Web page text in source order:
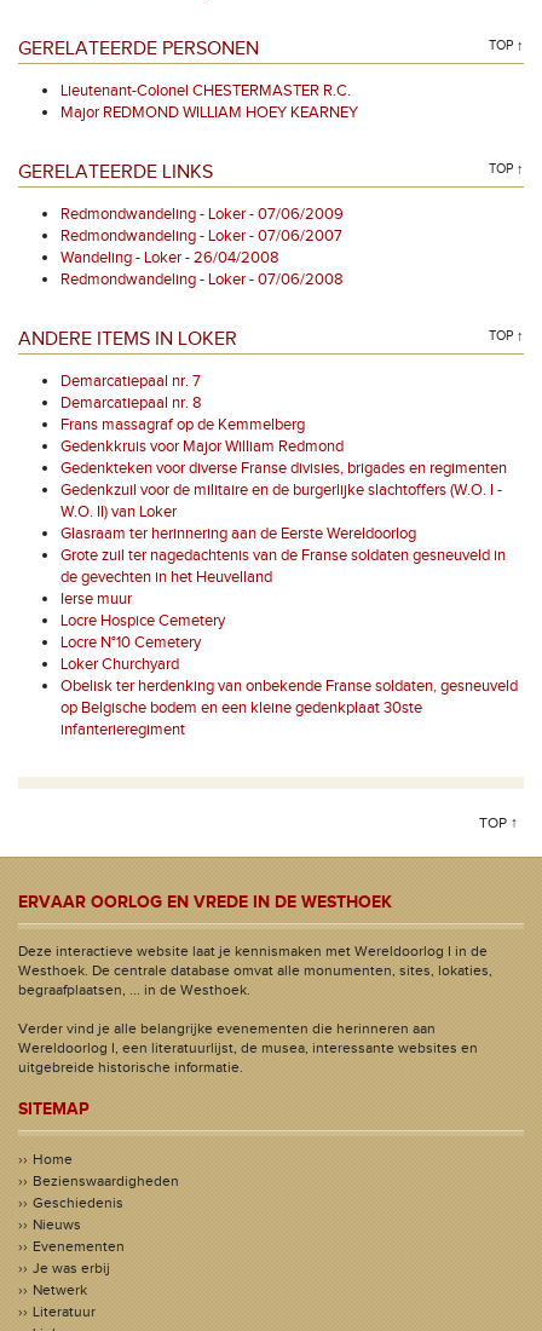
GERELATEERDE PERSONEN TOP ↑
Lieutenant-Colonel CHESTERMASTER R.C.
Major REDMOND WILLIAM HOEY KEARNEY
GERELATEERDE LINKS TOP ↑
Redmondwandeling - Loker - 07/06/2009
Redmondwandeling - Loker - 07/06/2007
Wandeling - Loker - 26/04/2008
Redmondwandeling - Loker - 07/06/2008
ANDERE ITEMS IN LOKER TOP ↑
Demarcatiepaal nr. 7
Demarcatiepaal nr. 8
Frans massagraf op de Kemmelberg
Gedenkkruis voor Major William Redmond
Gedenkteken voor diverse Franse divisies, brigades en regimenten
Gedenkzuil voor de militaire en de burgerlijke slachtoffers (W.O. I -
W.O. II) van Loker
Glasraam ter herinnering aan de Eerste Wereldoorlog
Grote zuil ter nagedachtenis van de Franse soldaten gesneuveld in
de gevechten in het Heuvelland
Ierse muur
Locre Hospice Cemetery
Locre N°10 Cemetery
Loker Churchyard
Obelisk ter herdenking van onbekende Franse soldaten, gesneuveld
op Belgische bodem en een kleine gedenkplaat 30ste
infanterieregiment
TOP ↑
ERVAAR OORLOG EN VREDE IN DE WESTHOEK
Deze interactieve website laat je kennismaken met Wereldoorlog I in de
Westhoek. De centrale database omvat alle monumenten, sites, lokaties,
begraafplaatsen, ... in de Westhoek.
Verder vind je alle belangrijke evenementen die herinneren aan
Wereldoorlog I, een literatuurlijst, de musea, interessante websites en
uitgebreide historische informatie.
SITEMAP
Home
Bezienswaardigheden
Geschiedenis
Nieuws
Evenementen
Je was erbij
Netwerk
Literatuur